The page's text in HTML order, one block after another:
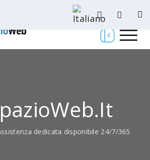
dedicata disponibile 24/7/365